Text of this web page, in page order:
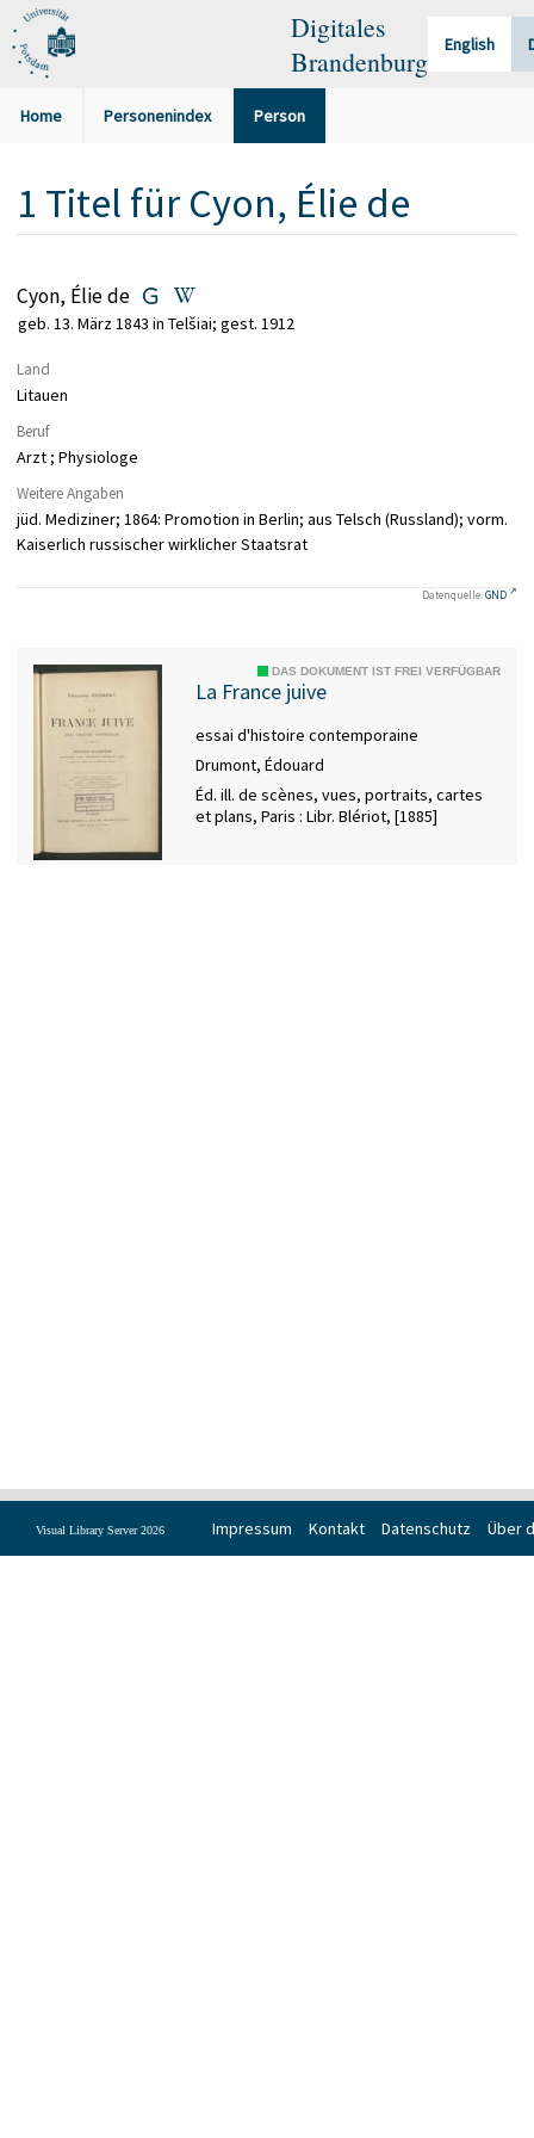
Digitales
Brandenburg
English
Home Personenindex Person
1 Titel fürCyon, Élie de
Cyon, Élie de
geb. 13. März 1843 in Telšiai; gest. 1912
Land
Litauen
Beruf
Arzt ; Physiologe
Weitere Angaben
jüd. Mediziner; 1864: Promotion in Berlin; aus Telsch (Russland); vorm.
Kaiserlich russischer wirklicher Staatsrat
Datenquelle:GND
DAS DOKUMENT IST FREI VERFÜGBAR
La France juive
essai d'histoire contemporaine
Drumont, Édouard
Éd. ill. de scènes, vues, portraits, cartes
et plans, Paris : Libr. Blériot, [1885]
Impressum Kontakt Datenschutz Über
Visual Library Server 2026